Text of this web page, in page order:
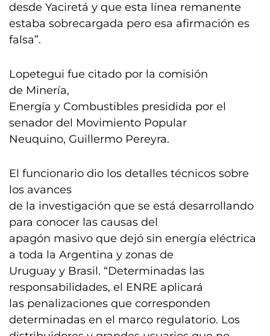
desde Yaciretá y que esta línea remanente
estaba sobrecargada pero esa afirmación es
falsa”.
Lopetegui fue citado por la comisión
de Minería,
Energía y Combustibles presidida por el
senador del Movimiento Popular
Neuquino, Guillermo Pereyra.
El funcionario dio los detalles técnicos sobre
los avances
de la investigación que se está desarrollando
para conocer las causas del
apagón masivo que dejó sin energía eléctrica
a toda la Argentina y zonas de
Uruguay y Brasil. “Determinadas las
responsabilidades, el ENRE aplicará
las penalizaciones que corresponden
determinadas en el marco regulatorio. Los